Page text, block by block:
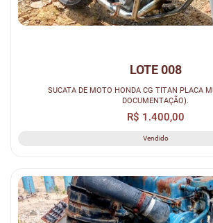
LOTE 008
SUCATA DE MOTO HONDA CG TITAN PLACA
DOCUMENTAÇÃO).
R$ 1.400,00
Vendido